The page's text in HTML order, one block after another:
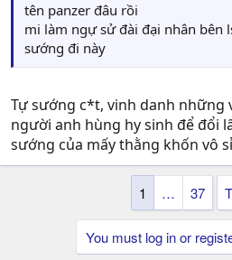
tên panzer đâu rồi
mi làm ngự sử đài đại nhân bên
sướng đi này
Tự sướng c*t, vinh danh những
người anh hùng hy sinh để đổi
sướng của mấy thằng khốn vô
1 … 37
You must log in or